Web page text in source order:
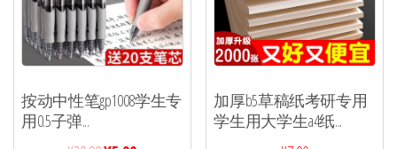
按动中性笔gp1008学生专
用0.5子弹...
加厚b5草稿纸考研专用
学生用大学生a4纸...